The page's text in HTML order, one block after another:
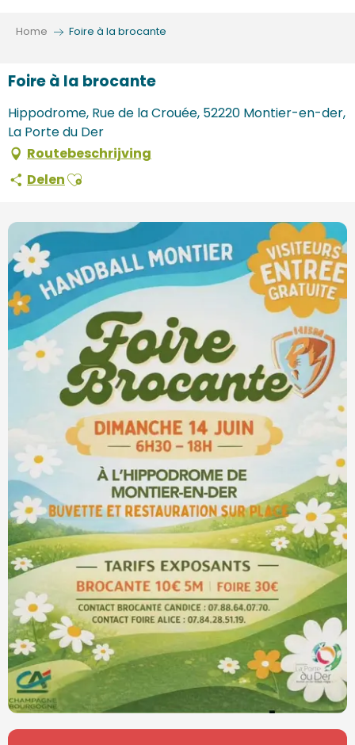
Home Foire à la brocante
Foire à la brocante
Hippodrome, Rue de la Crouée, 52220 Montier-en-der,
La Porte du Der
Routebeschrijving
DelenAjouter aux favoris
Openingstijden en contactgegevens